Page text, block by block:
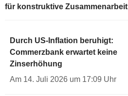
für konstruktive Zusammenarbeit
Durch US-Inflation beruhigt:
Commerzbank erwartet keine
Zinserhöhung
Am 14. Juli 2026 um 17:09 Uhr